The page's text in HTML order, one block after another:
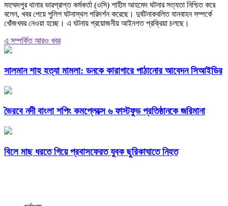
মহম্মদপুর থানার ভারপ্রাপ্ত কর্মকর্তা (ওসি) শাহীম আহমেদ ঘটনার সত্যতা নিশ্চিত করে
বলেন, খবর পেয়ে পুলিশ ঘটনাস্থল পরিদর্শন করেছে। দুর্ঘটনাকবলিত যানবাহন সম্পর্কে
খোঁজখবর নেওয়া হচ্ছে। এ ঘটনায় প্রয়োজনীয় আইনগত প্রক্রিয়া চলছে।
এ সম্পর্কিত আরও খবর
সালমান শাহ হত্যা মামলা: ডনকে কারাগারে পাঠানোর আবেদন সিআইডির
ভৈরবে নদী বাংলা শপিং কমপ্লেক্সে ৬ ফাস্টফুড প্রতিষ্ঠানকে জরিমানা
বিলে মাছ ধরতে গিয়ে প্রবাসফেরত যুবক ছুরিকাঘাতে নিহত